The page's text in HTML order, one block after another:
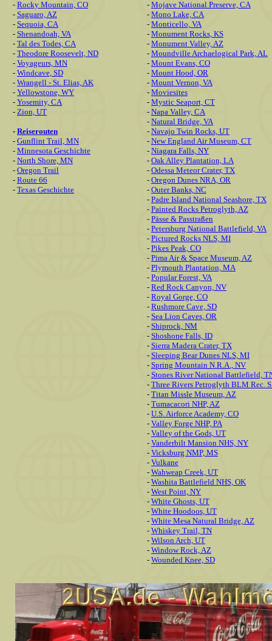
- Rocky Mountain, CO
- Saguaro, AZ
- Sequoia, CA
- Shenandoah, VA
- Tal des Todes, CA
- Theodore Roosevelt, ND
- Voyageurs, MN
- Windcave, SD
- Wrangell - St. Elias, AK
- Yellowstone, WY
- Yosemity, CA
- Zion, UT
- Reiserouten
- Gunflint Trail, MN
- Minnesota Geschichte
- North Shore, MN
- Oregon Trail
- Route 66
- Texas Geschichte
- Mojave National Preserve, CA
- Mono Lake, CA
- Monticello, VA
- Monument Rocks, KS
- Monument Valley, AZ
- Moundville Archaelogical Park, AL
- Mount Evans, CO
- Mount Hood, OR
- Mount Vernon, VA
- Moviesites
- Mystic Seaport, CT
- Napa Valley, CA
- Natural Bridge, VA
- Navajo Twin Rocks, UT
- New England Air Museum, CT
- Niagara Falls, NY
- Oak Alley Plantation, LA
- Odessa Meteor Crater, TX
- Oregon Dunes NRA, OR
- Outer Banks, NC
- Padre Island National Seashore, TX
- Painted Rocks Petroglyth, AZ
- Pässe & Passtraßen
- Petersburg National Battlefield, VA
- Pictured Rocks NLS, MI
- Pikes Peak, CO
- Pima Air & Space Museum, AZ
- Plymouth Plantation, MA
- Popular Forest, VA
- Red Rock Canyon, NV
- Royal Gorge, CO
- Rushmore Cave, SD
- Sea Lion Caves, OR
- Shiprock, NM
- Shoshone Falls, ID
- Sierra Madera Crater, TX
- Sleeping Bear Dunes NLS, MI
- Spring Mountain N.R.A., NV
- Stones River National Battlefield,
- Three Rivers Petroglyth BLM Rec.
- Titan Missle Museum, AZ
- Tumacacori NHP, AZ
- U.S. Airforce Academy, CO
- Valley Forge NHP, PA
- Valley of the Gods, UT
- Vanderbilt Mansion NHS, NY
- Vicksburg NMP, MS
- Vulkane
- Wahweap Creek, UT
- Washita Battlefield NHS, OK
- West Point, NY
- White Ghosts, UT
- White Hoodoos, UT
- White Mesa Natural Bridge, AZ
- Whiskey Trail, TN
- Wilson Arch, UT
- Window Rock, AZ
- Wounded Knee, SD